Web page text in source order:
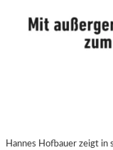
Hannes Hofbauer zeigt in